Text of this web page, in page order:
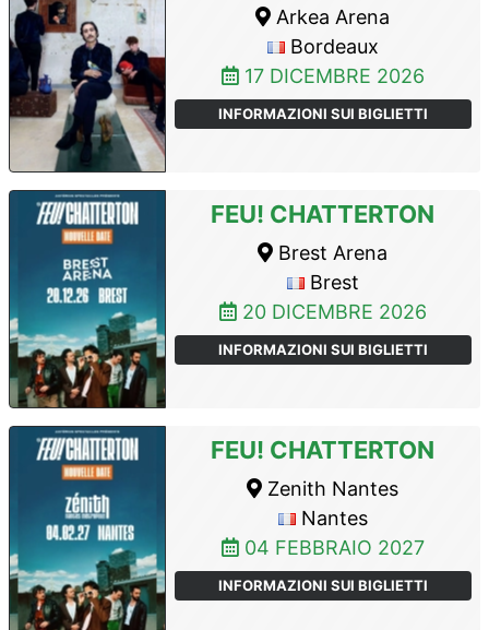
Arkea Arena
Bordeaux
17 DICEMBRE 2026
INFORMAZIONI SUI BIGLIETTI
FEU! CHATTERTON
Brest Arena
Brest
20 DICEMBRE 2026
INFORMAZIONI SUI BIGLIETTI
FEU! CHATTERTON
Zenith Nantes
Nantes
04 FEBBRAIO 2027
INFORMAZIONI SUI BIGLIETTI